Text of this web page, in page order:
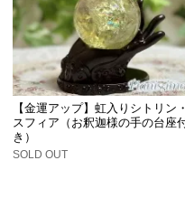
【金運アップ】虹入りシトリン・
スフィア（お釈迦様の手の台座
き）
SOLD OUT